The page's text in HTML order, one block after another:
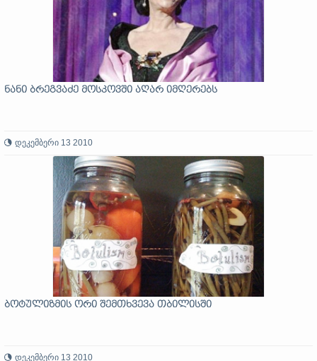
ნანი ბრეგვაძე მოსკოვში აღარ იმღერებს
დეკემბერი 13 2010
ბოტულიზმის ორი შემთხვევა თბილისში
დეკემბერი 13 2010